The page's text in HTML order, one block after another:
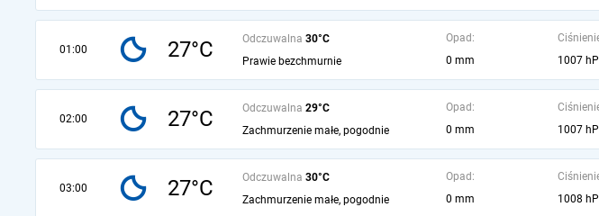
01:00 27°C Odczuwalna 30°C
Prawie bezchmurnie
Opad:
0 mm
1007
02:00 27°C Odczuwalna 29°C
Zachmurzenie małe, pogodnie
Opad:
0 mm
1007
03:00 27°C Odczuwalna 30°C
Zachmurzenie małe, pogodnie
Opad:
0 mm
1008